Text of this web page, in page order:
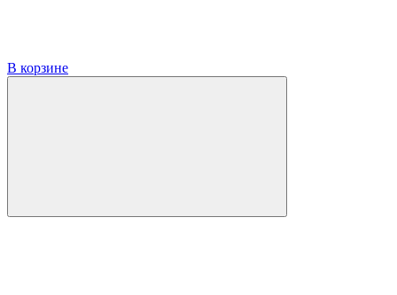
В корзине